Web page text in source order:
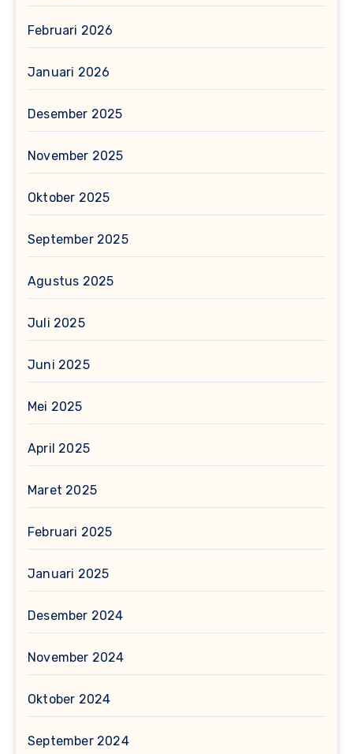
Februari 2026
Januari 2026
Desember 2025
November 2025
Oktober 2025
September 2025
Agustus 2025
Juli 2025
Juni 2025
Mei 2025
April 2025
Maret 2025
Februari 2025
Januari 2025
Desember 2024
November 2024
Oktober 2024
September 2024